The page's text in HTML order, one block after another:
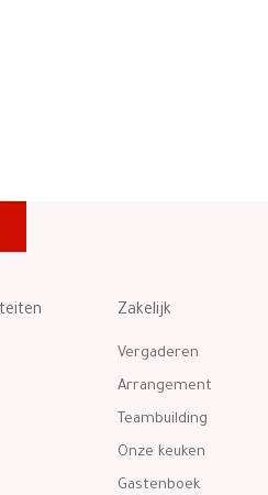
Zakelijk
Vergaderen
Arrangement
Teambuilding
Onze keuken
Gastenboek